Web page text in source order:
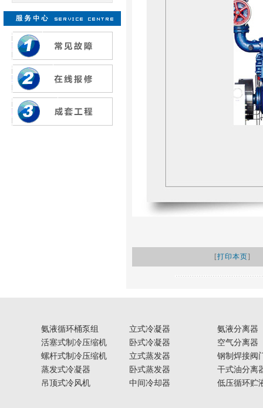
[打印本页]
氨液循环桶泵组
活塞式制冷压缩机
螺杆式制冷压缩机
蒸发式冷凝器
吊顶式冷风机
立式冷凝器
卧式冷凝器
立式蒸发器
卧式蒸发器
中间冷却器
氨液分离器
空气分离器
钢制焊接阀
干式油分离
低压循环贮